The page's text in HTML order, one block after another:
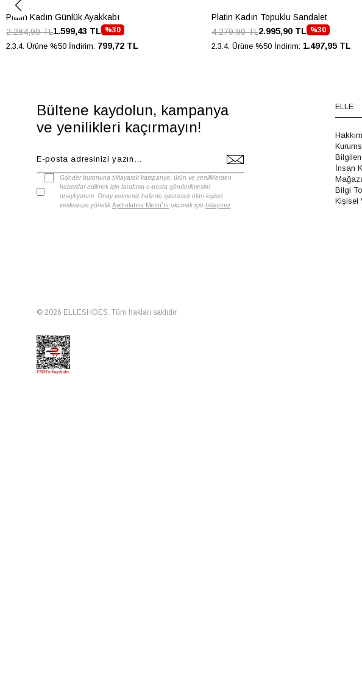
Menşei TURKIYE
Ürün Grubu AYAKKABI
İnternet Kategorisi
Babet/Loafer
Platin Kadın Günlük Ayakkabı
%30
1.599,43 TL
2.284,90 TL
2.3.4. Ürüne %50 İndirim: 799,72 TL
Platin Kadın Topuklu Sandalet
%30
2.995,90 TL
4.279,90 TL
2.3.4. Ürüne %50 İndirim: 1.497,95 TL
Bültene kaydolun, kampanya
ve yenilikleri kaçırmayın!
Gönder butonuna tıklayarak kampanya, ürün ve yeniliklerden
haberdar edilmek için tarafıma e-posta gönderilmesini
onaylıyorum. Onay vermeniz halinde işlenecek olan kişisel
verilerinize yönelik Aydınlatma Metni'ni okumak için tıklayınız
ELLE
İnsan
Bilgi
Kişisel
© 2026 ELLESHOES. Tüm hakları saklıdır.